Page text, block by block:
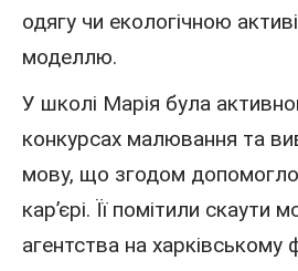
одягу чи екологічною
моделлю.
У школі Марія була
конкурсах малювання та
мову, що згодом допомогло
кар’єрі. Її помітили скаути
агентства на харківському